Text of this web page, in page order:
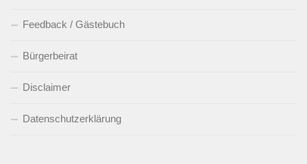
Feedback / Gästebuch
Bürgerbeirat
Disclaimer
Datenschutzerklärung